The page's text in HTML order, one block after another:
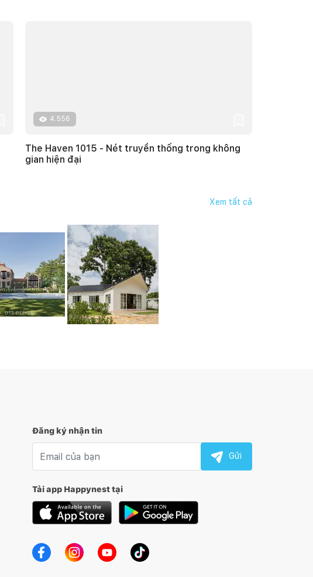
4.556
The Haven 1015 - Nét truyền thống trong không
gian hiện đại
Xem tất cả
Đăng ký nhận tin
Gửi
Tải app Happynest tại